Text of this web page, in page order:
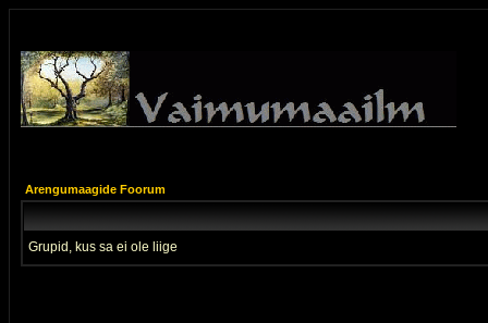
Arengumaagide Foorum
Grupid, kus sa ei ole liige